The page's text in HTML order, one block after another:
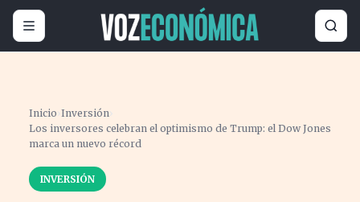
Inicio ›Inversión›
Los inversores celebran el optimismo de Trump: el Dow Jones
marca un nuevo récord
INVERSIÓN